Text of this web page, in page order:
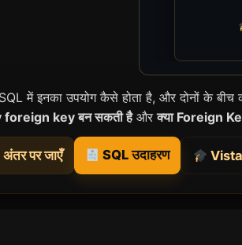
में इनका उपयोग कैसे होता है, और दोनों के
foreign key बन सकती हैऔरक्या Foreign
अंतर पर जाएँ SQL उदाहरण